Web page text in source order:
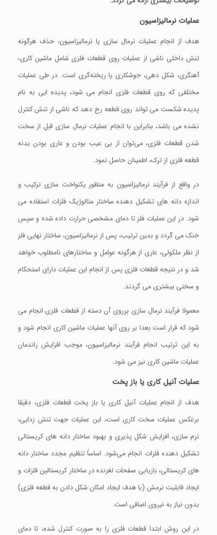
عملیات نرمالیزاسیون
هدف از انجام عملیات نرمال‌ سازی یا نرمالیزاسیون، حذف هرگونه
تنش داخلی ناشی از عملیات روی قطعات فلزی شامل ماشین‌ کاری،
آهنگری، شکل‌ دهی، جوشکاری یا ریخته‌گری است. در طی عملیات
مختلفی که روی قطعات فلزی انجام می شود، پدیده ایی به نام
پدیده شکست می تواند روی قطعه رخ دهد که ناشی از تنش کنترل
نشده می باشد، بنابراین با انجام عملیات نرمال سازی قبل از سخت
شدن قطعات فلزی، می‌توان از بی عیب بودن و عاری بودن بدنه
قطعه فلزی از ترک، اطمینان حاصل نمود.
در واقع از فرآیند نرمالیزاسیون به منظور یکنواخت سازی ترکیب و
اندازه دانه های تشکیل دهنده ساختار متالوژیک فلزات استفاده می
شود. در این عملیات فلز تا دمای مشخصی حرارت داده شده و سپس
خنک می گردد و بدین ترتیب، پس از نرمالیزاسیون، ساختار نهایی فلز
از نظر ملکولی، عاری از هرگونه عوامل و ساختارهای نامطلوب خواهد
شد و در نتیجه قطعات فلزی پس از انجام این عملیات دارای استحکام
و سختی بیشتری می گردند.
معمولا فرآیند نرمال سازی برروی آن دسته از قطعات فلزی انجام می
شود که قرار است بعدا بر روی آنها عملیات ماشین کاری انجام شود و
به این ترتیب انجام فرآیند نرمالیزاسیون، موجب افزایش راندمان
عملیات ماشین کاری نیز می شود.
عملیات آنیل کاری یا باز پخت
هدف از انجام عملیات آنیل کاری یا باز پخت قطعات فلزی، دقیقا
برعکس عملیات سخت کاری است، این عملیات جهت تنش زدایی،
نرم سازی، افزایش شکل پذیری و بهبود ساختار دانه های کریستالی
تشکیل دهنده فلزات انجام می‌شود. اساساً تنظیم مجدد ساختار دانه
های کریستالی، بازیابی صفحات لغزنده در ساختار کریستالین فلزات و
ایجاد قابلیت نرمش (با هدف ایجاد امکان شکل دادن به قطعه فلزی)
بدون نیاز به نیروی اضافی است.
در این روش ابتدا قطعات فلزی را به صورت کنترل شده، تا دمای